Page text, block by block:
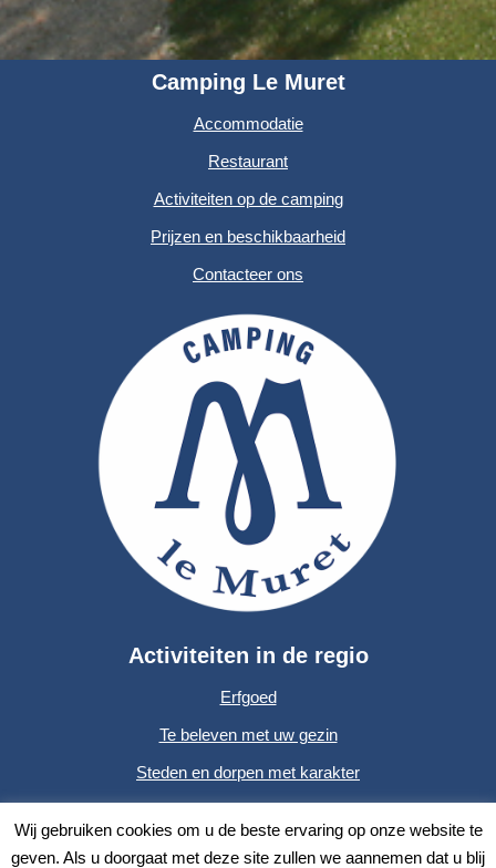
Camping Le Muret
Accommodatie
Restaurant
Activiteiten op de camping
Prijzen en beschikbaarheid
Contacteer ons
Activiteiten in de regio
Erfgoed
Te beleven met uw gezin
Steden en dorpen met karakter
Gastronomie
Wij gebruiken cookies om u de beste ervaring op onze website te
geven. Als u doorgaat met deze site zullen we aannemen dat u blij